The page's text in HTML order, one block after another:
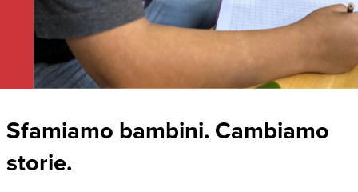
Sfamiamo bambini. Cambiamo
storie.